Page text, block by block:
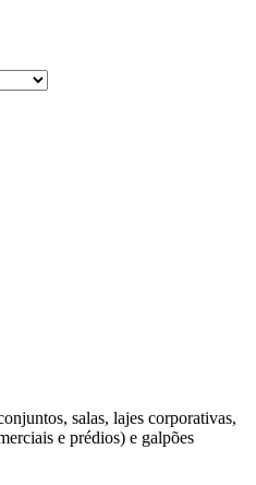
salas, lajes corporativas,
e prédios) e galpões